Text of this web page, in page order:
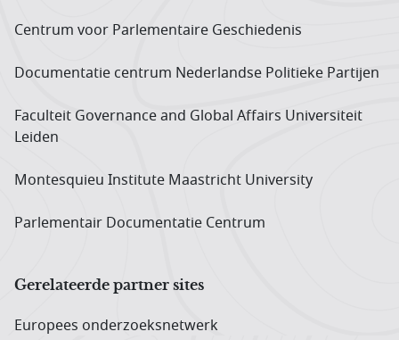
Centrum voor Parlementaire Geschiedenis
Documentatie centrum Neder­landse Politieke Partijen
Faculteit Governance and Global Affairs Universiteit
Leiden
Montesquieu Institute Maastricht University
Parlementair Documentatie Centrum
Gerelateerde partner sites
Europees onderzoeks­netwerk